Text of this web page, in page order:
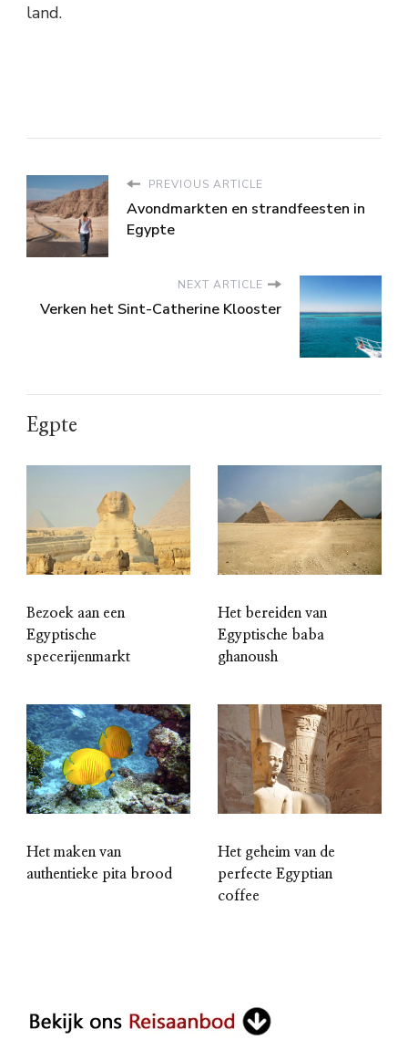
land.
PREVIOUS ARTICLE
Avondmarkten en strandfeesten in
Egypte
NEXT ARTICLE
Verken het Sint-Catherine Klooster
Egpte
Bezoek aan een
Egyptische
specerijenmarkt
Het bereiden van
Egyptische baba
ghanoush
Het maken van
authentieke pita brood
Het geheim van de
perfecte Egyptian
coffee